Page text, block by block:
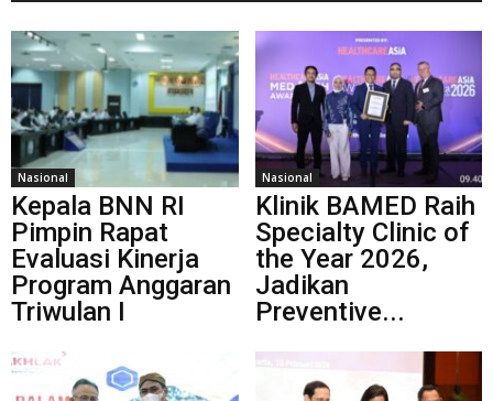
Nasional
Kepala BNN RI
Pimpin Rapat
Evaluasi Kinerja
Program Anggaran
Triwulan I
Nasional
Klinik BAMED Raih
Specialty Clinic of
the Year 2026,
Jadikan
Preventive...